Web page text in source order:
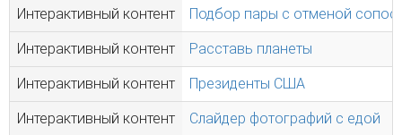
Интерактивный контент Подбор пары с отменой
Интерактивный контент Расставь планеты
Интерактивный контент Президенты США
Интерактивный контент Слайдер фотографий с едой